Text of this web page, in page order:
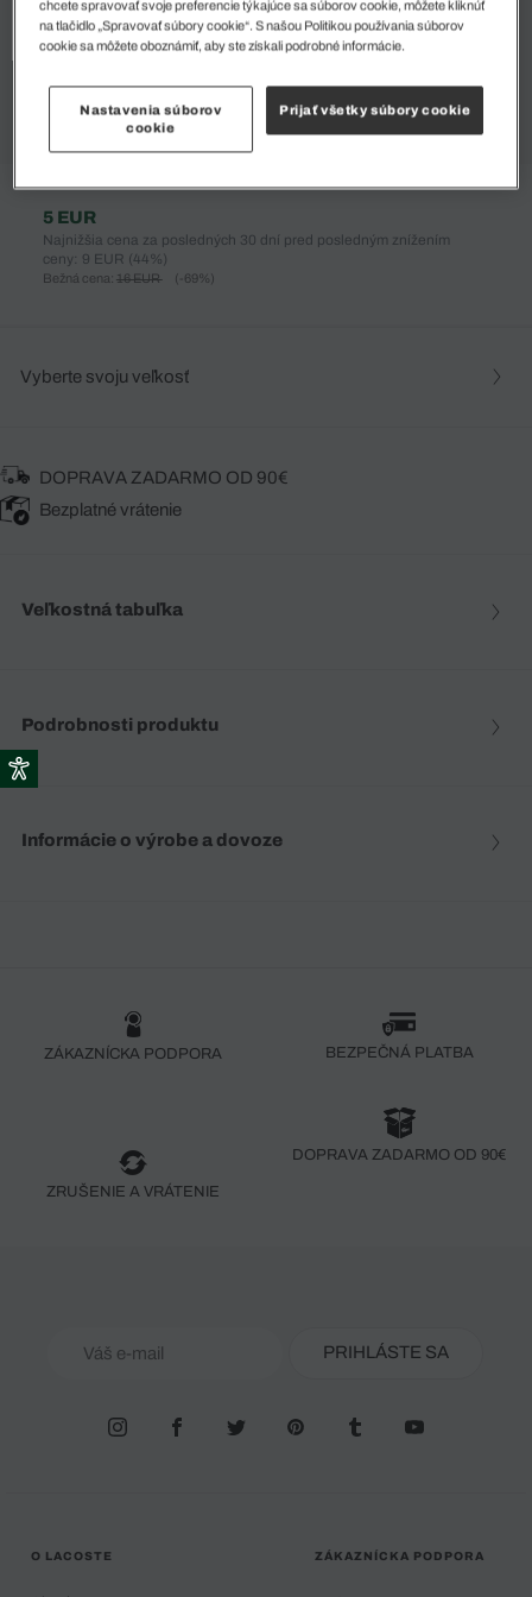
5 EUR
Najnižšia cena za posledných 30 dní pred posledným znížením
ceny: 9 EUR (44%)
Bežná cena: 16 EUR (-69%)
Vyberte svoju veľkosť
DOPRAVA ZADARMO OD 90€
Bezplatné vrátenie
Veľkostná tabuľka
Podrobnosti produktu
Informácie o výrobe a dovoze
ZÁKAZNÍCKA PODPORA BEZPEČNÁ PLATBA
ZRUŠENIE A VRÁTENIE
DOPRAVA ZADARMO OD 90€
PRIHLÁSTE SA
O LACOSTE ZÁKAZNÍCKA PODPORA
chcete spravovať svoje preferencie týkajúce sa súborov cookie, môžete kliknúť
na tlačidlo „Spravovať súbory cookie“. S našou Politikou používania súborov
cookie sa môžete oboznámiť, aby ste získali podrobné informácie.
Nastavenia súborov
cookie
Prijať všetky súbory cookie